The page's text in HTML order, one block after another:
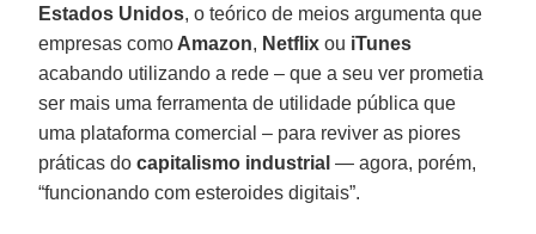
Estados Unidos, o teórico de meios argumenta que
empresas como Amazon, Netflix ou iTunes
acabando utilizando a rede – que a seu ver prometia
ser mais uma ferramenta de utilidade pública que
uma plataforma comercial – para reviver as piores
práticas docapitalismo industrial — agora, porém,
“funcionando com esteroides digitais”.